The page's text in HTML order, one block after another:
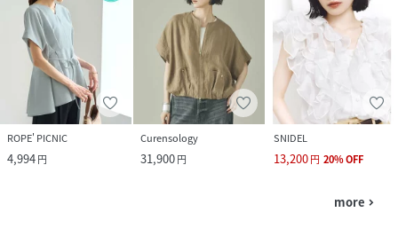
ROPE' PICNIC
4,994円
Curensology
31,900円
SNIDEL
13,200円 20%OFF
more navigate_next